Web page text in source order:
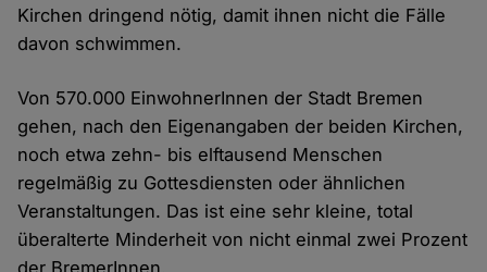
Kirchen dringend nötig, damit ihnen nicht die Fälle
davon schwimmen.
Von 570.000 EinwohnerInnen der Stadt Bremen
gehen, nach den Eigenangaben der beiden Kirchen,
noch etwa zehn- bis elftausend Menschen
regelmäßig zu Gottesdiensten oder ähnlichen
Veranstaltungen. Das ist eine sehr kleine, total
überalterte Minderheit von nicht einmal zwei Prozent